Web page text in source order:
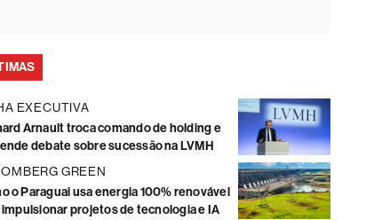
EXECUTIVA
Arnault troca comando de holding e
debate sobre sucessão na LVMH
GREEN
o Paraguai usa energia 100% renovável
impulsionar projetos de tecnologia e IA